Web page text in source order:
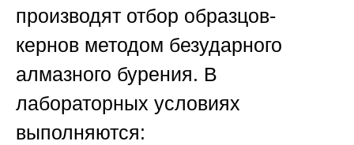
производят отбор образцов-
кернов методом безударного
алмазного бурения. В
лабораторных условиях
выполняются: